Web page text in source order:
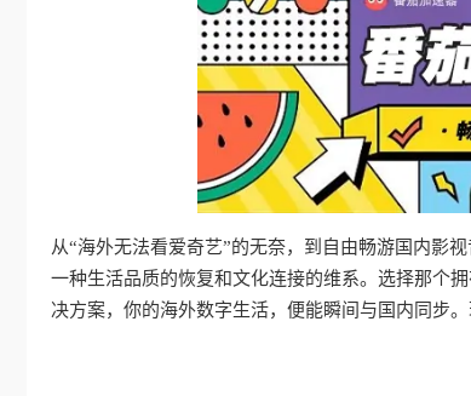
从“海外无法看爱奇艺”的无奈，到自由畅游国内影
一种生活品质的恢复和文化连接的维系。选择那个
决方案，你的海外数字生活，便能瞬间与国内同步